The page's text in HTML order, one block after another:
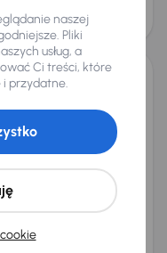
B5 AWD184 kW
Salon Polska
116 000 zł
Cena po obniżce
naszej
Pliki
usług, a
Ci treści, które
i przydatne.